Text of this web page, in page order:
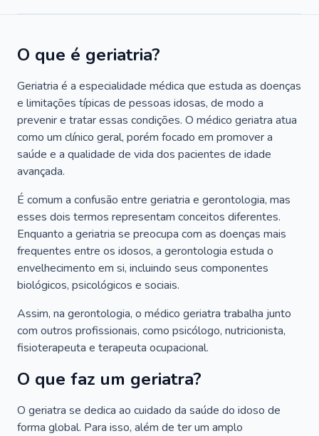
O que é geriatria?
Geriatria é a especialidade médica que estuda as doenças
e limitações típicas de pessoas idosas, de modo a
prevenir e tratar essas condições. O médico geriatra atua
como um clínico geral, porém focado em promover a
saúde e a qualidade de vida dos pacientes de idade
avançada.
É comum a confusão entre geriatria e gerontologia, mas
esses dois termos representam conceitos diferentes.
Enquanto a geriatria se preocupa com as doenças mais
frequentes entre os idosos, a gerontologia estuda o
envelhecimento em si, incluindo seus componentes
biológicos, psicológicos e sociais.
Assim, na gerontologia, o médico geriatra trabalha junto
com outros profissionais, como psicólogo, nutricionista,
fisioterapeuta e terapeuta ocupacional.
O que faz um geriatra?
O geriatra se dedica ao cuidado da saúde do idoso de
forma global. Para isso, além de ter um amplo